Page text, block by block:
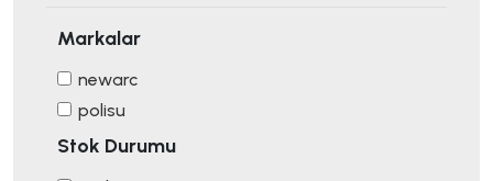
Markalar
newarc
polisu
Stok Durumu